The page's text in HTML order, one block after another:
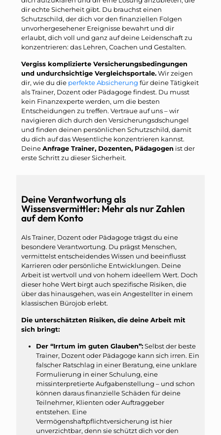
dir echte Sicherheit gibt. Du brauchst einen
Schutzschild, der dich vor den finanziellen Folgen
unvorhergesehener Ereignisse bewahrt und dir
erlaubt, dich voll und ganz auf deine Leidenschaft zu
konzentrieren: das Lehren, Coachen und Gestalten.
Vergiss komplizierte Versicherungsbedingungen
und undurchsichtige Vergleichsportale.Wir zeigen
dir, wie du die perfekte Absicherung für deine Tätigkeit
als Trainer, Dozent oder Pädagoge findest. Du musst
kein Finanzexperte werden, um die besten
Entscheidungen zu treffen. Vertraue auf uns – wir
navigieren dich durch den Versicherungsdschungel
und finden deinen persönlichen Schutzschild, damit
du dich auf das Wesentliche konzentrieren kannst.
DeineAnfrage Trainer, Dozenten, Pädagogen ist der
erste Schritt zu dieser Sicherheit.
Deine Verantwortung als
Wissensvermittler: Mehr als nur Zahlen
auf dem Konto
Als Trainer, Dozent oder Pädagoge trägst du eine
besondere Verantwortung. Du prägst Menschen,
vermittelst entscheidendes Wissen und beeinflusst
Karrieren oder persönliche Entwicklungen. Deine
Arbeit ist wertvoll und von hohem ideellem Wert. Doch
dieser hohe Wert birgt auch spezifische Risiken, die
über das hinausgehen, was ein Angestellter in einem
klassischen Bürojob erlebt.
Die unterschätzten Risiken, die deine Arbeit mit
sich bringt:
Der “Irrtum im guten Glauben”:Selbst der beste
Trainer, Dozent oder Pädagoge kann sich irren. Ein
falscher Ratschlag in einer Beratung, eine unklare
Formulierung in einer Schulung, eine
missinterpretierte Aufgabenstellung – und schon
können daraus finanzielle Schäden für deine
Teilnehmer, Klienten oder Auftraggeber
entstehen. Eine
Vermögenshaftpflichtversicherung ist hier
unverzichtbar, denn sie schützt dich vor den